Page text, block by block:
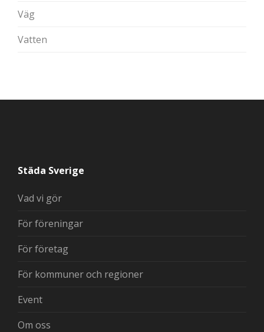
Väg
Vatten
Städa Sverige
Vad vi gör
För föreningar
För företag
För kommuner och regioner
Event
Om oss